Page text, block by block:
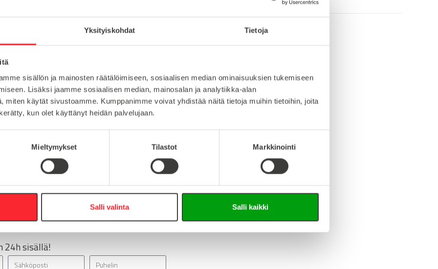
Yksityiskohdat Tietoja
sisällön ja mainosten räätälöimiseen, sosiaalisen median ominaisuuksien tukemiseen
Lisäksi jaamme sosiaalisen median, mainosalan ja analytiikka-alan
miten käytät sivustoamme. Kumppanimme voivat yhdistää näitä tietoja muihin tietoihin, joita
kun olet käyttänyt heidän palvelujaan.
Mieltymykset Tilastot Markkinointi
Salli valinta Salli kaikki
sinkki
M20 Lataa 3D-tiedosto (Step-tiedosto)
24h sisällä!